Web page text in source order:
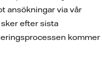
ansökningar via vår
efter sista
kommer